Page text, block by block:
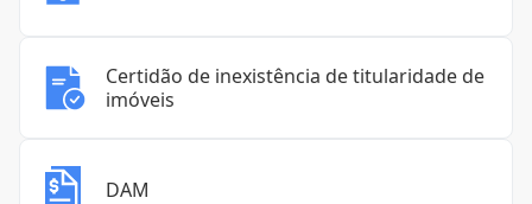
Certidão de inexistência de titularidade de
imóveis
DAM